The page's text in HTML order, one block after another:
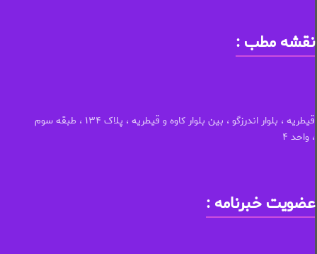
نقشه مطب :
قیطریه ، بلوار اندرزگو ، بین بلوار کاوه و قیطریه ، پلاک ۱۳۴ ، طبقه سوم
، واحد ۴
عضویت خبرنامه :